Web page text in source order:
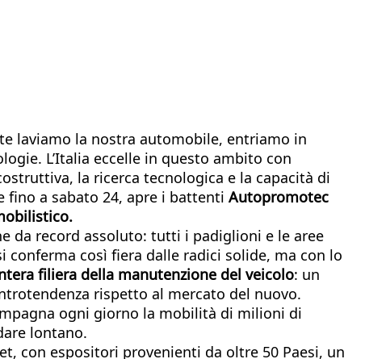
laviamo la nostra automobile, entriamo in
L’Italia eccelle in questo ambito con
la ricerca tecnologica e la capacità di
fino a sabato 24, apre i battenti Autopromotec
da record assoluto: tutti i padiglioni e le aree
così fiera dalle radici solide, ma con lo
filiera della manutenzione del veicolo: un
rispetto al mercato del nuovo.
ogni giorno la mobilità di milioni di
lontano.
con espositori provenienti da oltre 50 Paesi, un